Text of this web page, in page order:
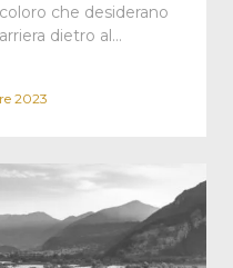
che desiderano
dietro al…
2023